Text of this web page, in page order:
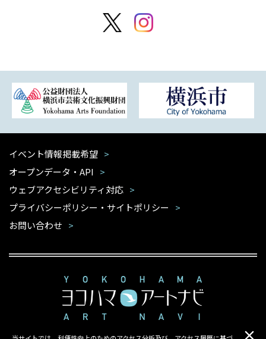
イベント情報掲載希望
オープンデータ・API
ウェブアクセシビリティ対応
プライバシーポリシー・サイトポリシー
お問い合わせ